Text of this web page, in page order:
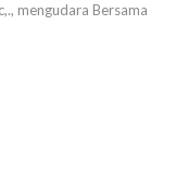
mengudara Bersama